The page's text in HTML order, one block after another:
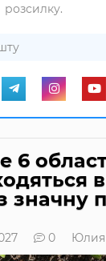
розсилку.
в
значну
0